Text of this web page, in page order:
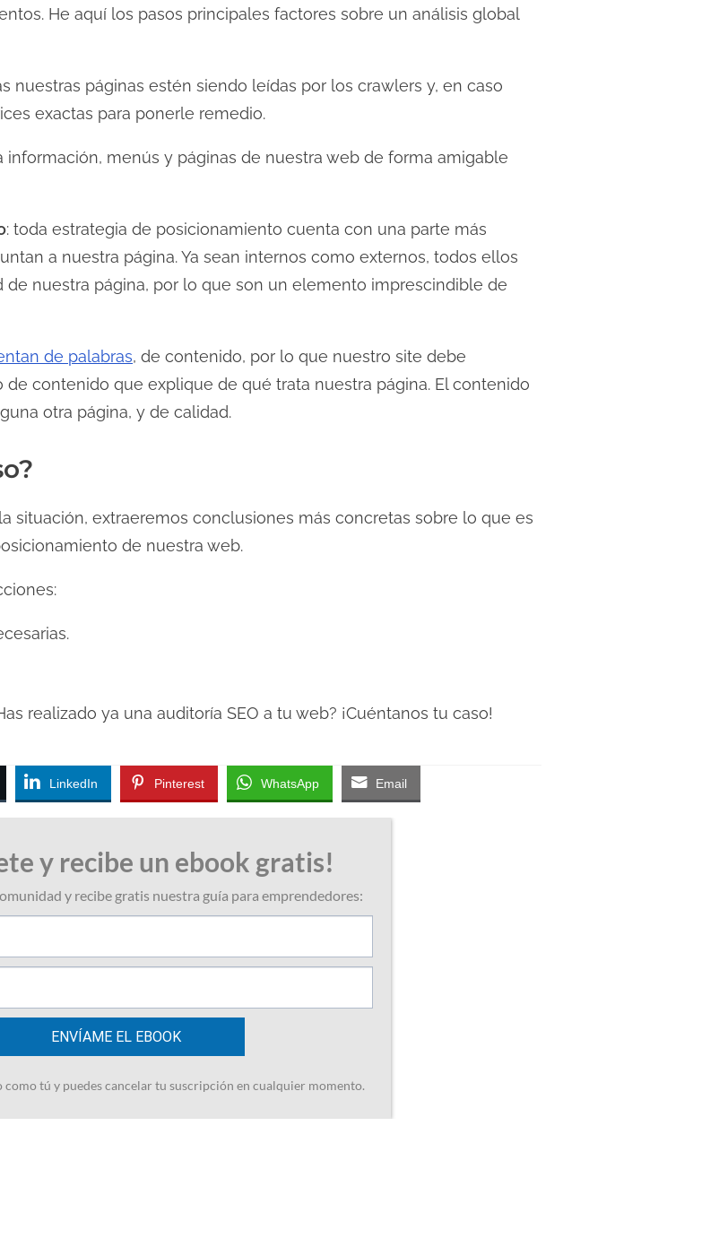
He aquí los pasos principales factores sobre un análisis global
nuestras páginas estén siendo leídas por los crawlers y, en caso
exactas para ponerle remedio.
información, menús y páginas de nuestra web de forma amigable
: toda estrategia de posicionamiento cuenta con una parte más
a nuestra página. Ya sean internos como externos, todos ellos
de nuestra página, por lo que son un elemento imprescindible de
de palabras, de contenido, por lo que nuestro site debe
contenido que explique de qué trata nuestra página. El contenido
otra página, y de calidad.
situación, extraeremos conclusiones más concretas sobre lo que es
de nuestra web.
realizado ya una auditoría SEO a tu web? ¡Cuéntanos tu caso!
LinkedIn Pinterest WhatsApp Email